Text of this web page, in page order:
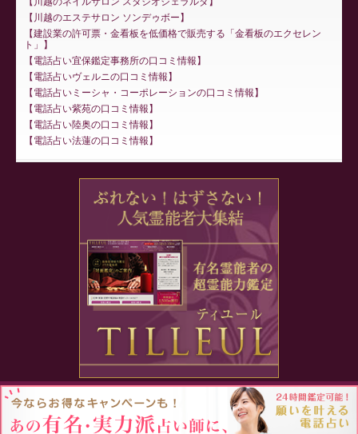
川越のエステサロン ソンデゥボー
建設業の許可票・金看板を低価格で販売する「金看板のエクセレン
ト」
電話占い宜保鑑定事務所の口コミ情報
電話占いヴェルニの口コミ情報
電話占いミーシャ・コーポレーションの口コミ情報
電話占い紫苑の口コミ情報
電話占い陸奥の口コミ情報
電話占い法蓮の口コミ情報
Proudly powered by WordPress